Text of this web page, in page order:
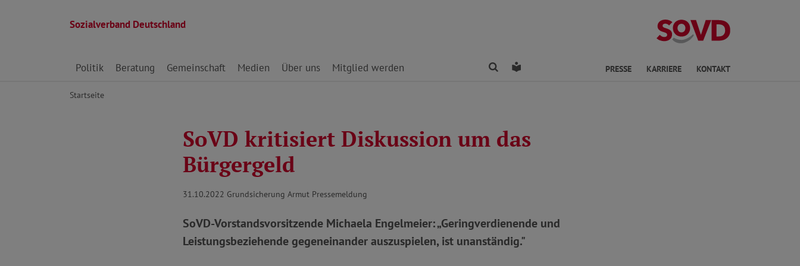
Sozialverband Deutschland
Direkt zu den Inhalten springen
Politik Beratung Gemeinschaft Medien Über uns Mitglied werden FindenLeichte Sprache PRESSE KARRIERE KONTAKT
Startseite
SoVD kritisiert Diskussion um das
Bürgergeld
31.10.2022 Grundsicherung Armut Pressemeldung
SoVD-Vorstandsvorsitzende Michaela Engelmeier: „Geringverdienende und
Leistungsbeziehende gegeneinander auszuspielen, ist unanständig."